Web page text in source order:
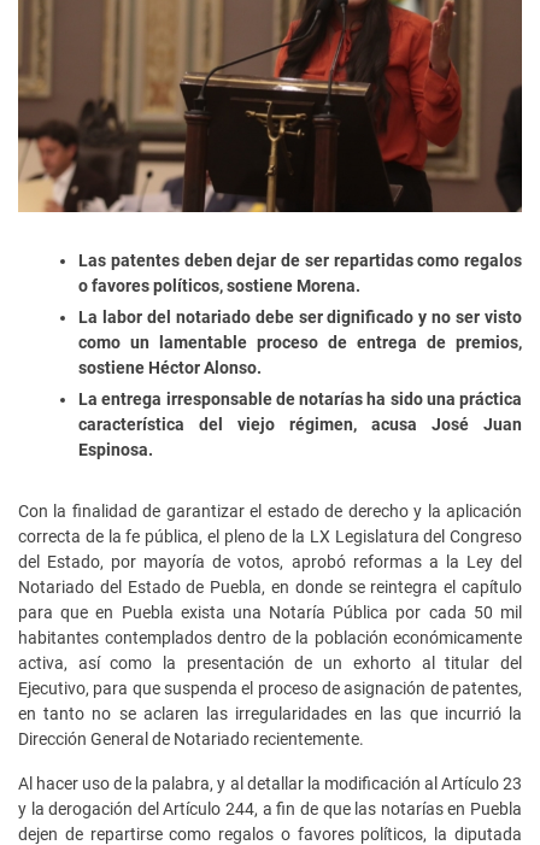
Las patentes deben dejar de ser repartidas como regalos
o favores políticos, sostiene Morena.
La labor del notariado debe ser dignificado y no ser visto
como un lamentable proceso de entrega de premios,
sostiene Héctor Alonso.
La entrega irresponsable de notarías ha sido una práctica
característica del viejo régimen, acusa José Juan
Espinosa.
Con la finalidad de garantizar el estado de derecho y la aplicación
correcta de la fe pública, el pleno de la LX Legislatura del Congreso
del Estado, por mayoría de votos, aprobó reformas a la Ley del
Notariado del Estado de Puebla, en donde se reintegra el capítulo
para que en Puebla exista una Notaría Pública por cada 50 mil
habitantes contemplados dentro de la población económicamente
activa, así como la presentación de un exhorto al titular del
Ejecutivo, para que suspenda el proceso de asignación de patentes,
en tanto no se aclaren las irregularidades en las que incurrió la
Dirección General de Notariado recientemente.
Al hacer uso de la palabra, y al detallar la modificación al Artículo 23
y la derogación del Artículo 244, a fin de que las notarías en Puebla
dejen de repartirse como regalos o favores políticos, la diputada